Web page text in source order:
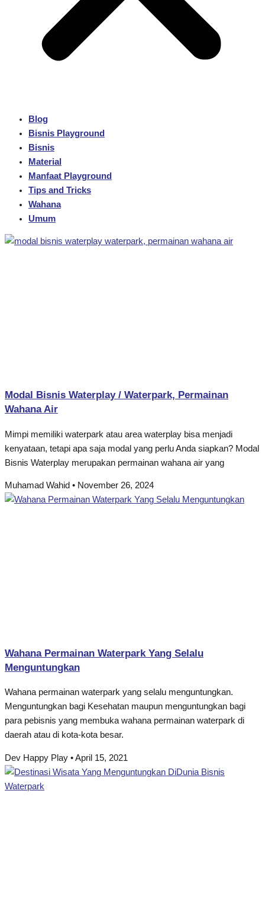
Blog
Bisnis Playground
Bisnis
Material
Manfaat Playground
Tips and Tricks
Wahana
Umum
Modal Bisnis Waterplay / Waterpark, Permainan
Wahana Air
Mimpi memiliki waterpark atau area waterplay bisa menjadi
kenyataan, tetapi apa saja modal yang perlu Anda siapkan? Modal
Bisnis Waterplay merupakan permainan wahana air yang
Muhamad Wahid November 26, 2024
Wahana Permainan Waterpark Yang Selalu
Menguntungkan
Wahana permainan waterpark yang selalu menguntungkan.
Menguntungkan bagi Kesehatan maupun menguntungkan bagi
para pebisnis yang membuka wahana permainan waterpark di
daerah atau di kota-kota besar.
Dev Happy Play April 15, 2021